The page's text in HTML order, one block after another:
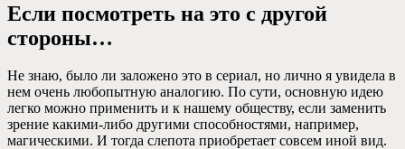
Если посмотреть на это с другой
стороны…
Не знаю, было ли заложено это в сериал, но лично я увидела в
нем очень любопытную аналогию. По сути, основную идею
легко можно применить и к нашему обществу, если заменить
зрение какими-либо другими способностями, например,
магическими. И тогда слепота приобретает совсем иной вид.